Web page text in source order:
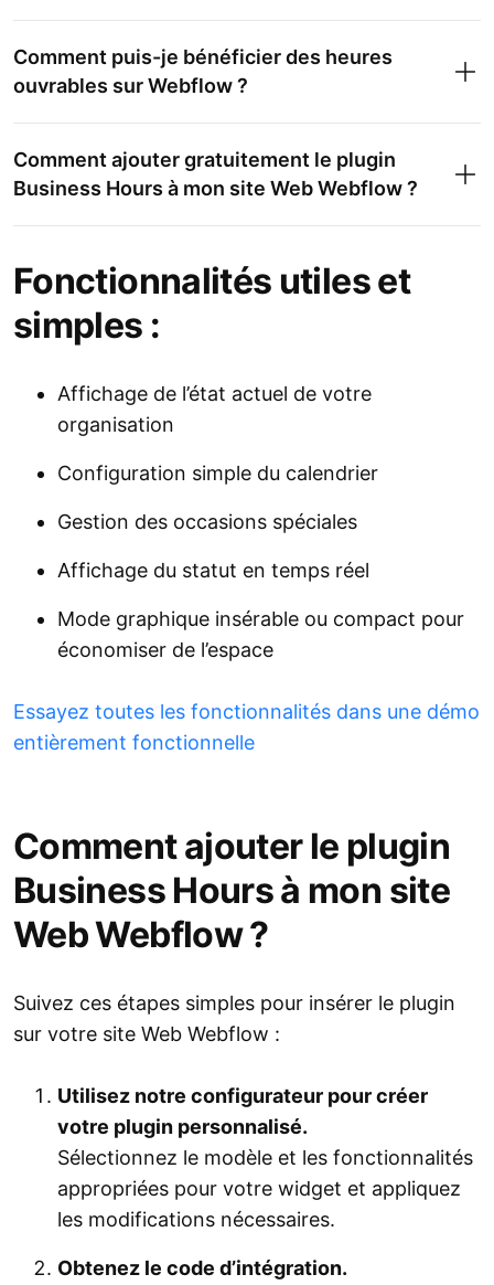
Avis Google
Chat WhatsApp
Compte à rebours
QR Code
Comment puis-je bénéficier des heures
ouvrables sur Webflow ?
Comment ajouter gratuitement le plugin
Business Hours à mon site Web Webflow ?
Créez un compte sur Elfsight.
gratuitement.
Copiez le code d’intégration fourni.
Fonctionnalités utiles et
simples :
Affichage de l’état actuel de votre
organisation
Configuration simple du calendrier
Gestion des occasions spéciales
Affichage du statut en temps réel
Mode graphique insérable ou compact pour
économiser de l’espace
Essayez toutes les fonctionnalités dans une démo
entièrement fonctionnelle
Comment ajouter le plugin
Business Hours à mon site
Web Webflow ?
Suivez ces étapes simples pour insérer le plugin
sur votre site Web Webflow :
Utilisez notre configurateur pour créer
votre plugin personnalisé.
Sélectionnez le modèle et les fonctionnalités
appropriées pour votre widget et appliquez
les modifications nécessaires.
Obtenez le code d’intégration.